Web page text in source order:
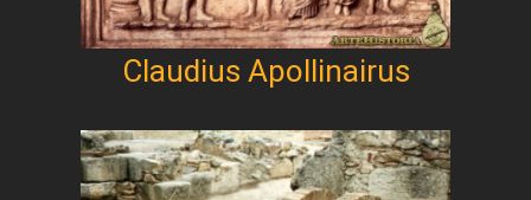
Claudius Apollinairus